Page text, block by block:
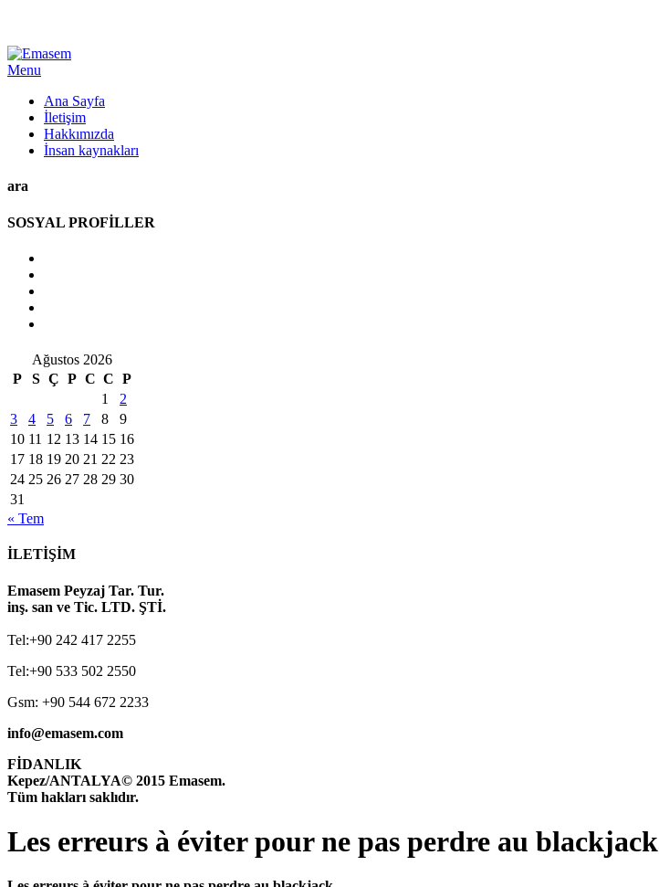
Menu
Ana Sayfa
İletişim
Hakkımızda
İnsan kaynakları
ara
SOSYAL PROFİLLER
Ağustos 2026
P
S Ç P C C P
1
2
3
4 5 6 7 8
9
10 11 12 13 14 15 16
17 18 19 20 21 22 23
24 25 26 27 28 29 30
31
« Tem
İLETİŞİM
Emasem Peyzaj Tar. Tur.
inş. san ve Tic. LTD. ŞTİ.
Tel:+90 242 417 2255
Tel:+90 533 502 2550
Gsm: +90 544 672 2233
info@emasem.com
FİDANLIK
Kepez/ANTALYA© 2015 Emasem.
Tüm hakları saklıdır.
Les erreurs à éviter pour ne pas perdre au blackjack